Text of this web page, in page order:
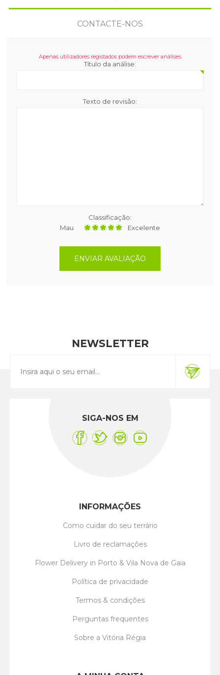
CONTACTE-NOS
Apenas utilizadores registados podem escrever análises
Título da análise:
Texto de revisão:
Classificação:
Mau
Excelente
ENVIAR AVALIAÇÃO
NEWSLETTER
SIGA-NOS EM
INFORMAÇÕES
Como cuidar do seu terrário
Livro de reclamações
Flower Delivery in Porto & Vila Nova de Gaia
Política de privacidade
Termos & condições
Perguntas frequentes
Sobre a Vitória Régia